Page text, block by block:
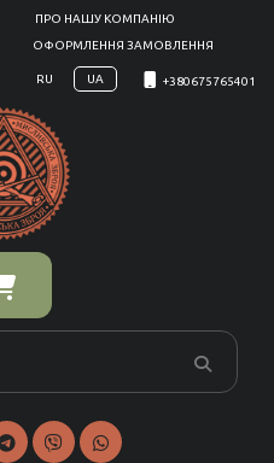
ПРО НАШУ КОМПАНІЮ
ОФОРМЛЕННЯ ЗАМОВЛЕННЯ
RU UA +380675765401